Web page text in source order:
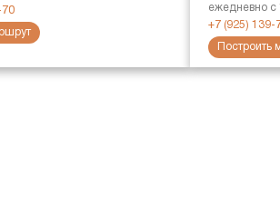
70
ежедневно с
+7 (925) 139-
Построить